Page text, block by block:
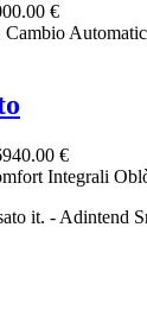
€
€
Integrali
it. - Adintend